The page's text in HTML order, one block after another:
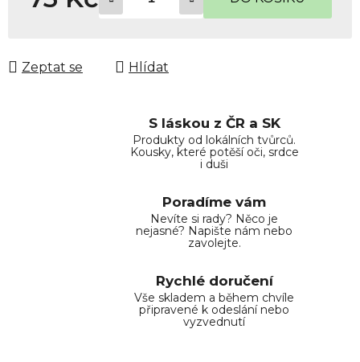
Zeptat se Hlídat
S láskou z ČR a SK
Produkty od lokálních tvůrců.
Kousky, které potěší oči, srdce
i duši
Poradíme vám
Nevíte si rady? Něco je
nejasné? Napište nám nebo
zavolejte.
Rychlé doručení
Vše skladem a během chvíle
připravené k odeslání nebo
vyzvednutí